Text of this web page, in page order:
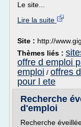
Le site...
Lire la suite
Site : http://
Thèmes liés :
offre d emploi
emploi / offres
pour l ete
Recherche
d'emploi
Recherche